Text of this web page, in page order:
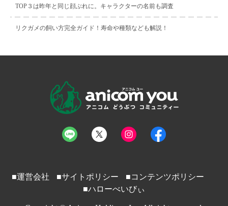
TOP３は昨年と同じ顔ぶれに。キャラクターの名前も調査
リクガメの飼い方完全ガイド！寿命や種類なども解説！
■運営会社 ■サイトポリシー
■コンテンツポリシー
■ハローべいびぃ